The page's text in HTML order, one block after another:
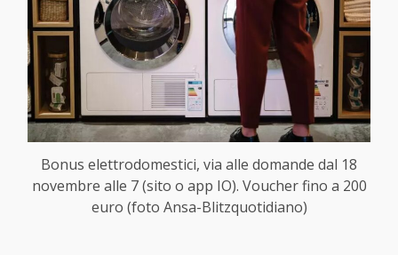
Bonus elettrodomestici, via alle domande dal 18
novembre alle 7 (sito o app IO). Voucher fino a 200
euro (foto Ansa-Blitzquotidiano)